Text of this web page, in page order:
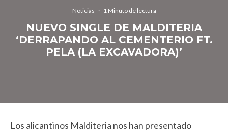
Noticias · 1 Minuto de lectura
NUEVO SINGLE DE MALDITERIA
‘DERRAPANDO AL CEMENTERIO FT.
PELA (LA EXCAVADORA)’
Los alicantinos Malditeria nos han presentado